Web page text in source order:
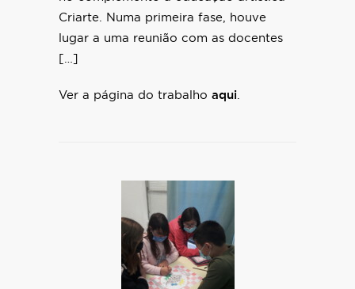
Criarte. Numa primeira fase, houve
lugar a uma reunião com as docentes
[…]
Ver a página do trabalho aqui.